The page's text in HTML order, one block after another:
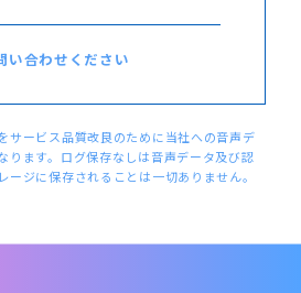
い合わせください
サービス品質改良のために当社への音声デ
ります。ログ保存なしは音声データ及び認
ージに保存されることは一切ありません。